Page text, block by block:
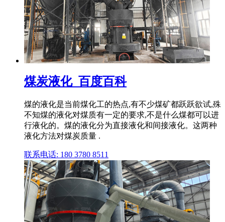
煤炭液化_百度百科
煤的液化是当前煤化工的热点,有不少煤矿都跃跃欲试,殊
不知煤的液化对煤质有一定的要求,不是什么煤都可以进
行液化的。煤的液化分为直接液化和间接液化。这两种
液化方法对煤炭质量 .
联系电话: 180 3780 8511